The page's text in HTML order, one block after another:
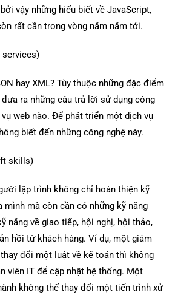
vậy những hiểu biết về JavaScript,
rất cần trong vòng năm năm tới.
services)
hay XML? Tùy thuộc những đặc điểm
ra những câu trả lời sử dụng công
web nào. Để phát triển một dịch vụ
biết đến những công nghệ này.
skills)
lập trình không chỉ hoàn thiện kỹ
mình mà còn cần có những kỹ năng
năng về giao tiếp, hội nghị, hội thảo,
hồi từ khách hàng. Ví dụ, một giám
đổi một luật về kế toán thì không
viên IT để cập nhật hệ thống. Một
không thể thay đổi một tiến trình xử